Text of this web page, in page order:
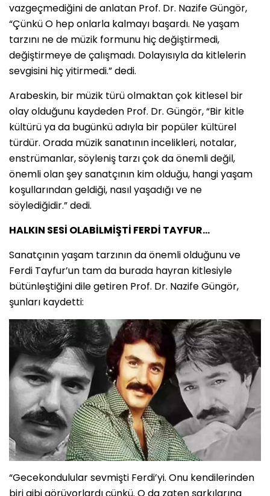
vazgeçmediğini de anlatan Prof. Dr. Nazife Güngör,
“Çünkü O hep onlarla kalmayı başardı. Ne yaşam
tarzını ne de müzik formunu hiç değiştirmedi,
değiştirmeye de çalışmadı. Dolayısıyla da kitlelerin
sevgisini hiç yitirmedi.” dedi.
Arabeskin, bir müzik türü olmaktan çok kitlesel bir
olay olduğunu kaydeden Prof. Dr. Güngör, “Bir kitle
kültürü ya da bugünkü adıyla bir popüler kültürel
türdür. Orada müzik sanatının incelikleri, notalar,
enstrümanlar, söyleniş tarzı çok da önemli değil,
önemli olan şey sanatçının kim olduğu, hangi yaşam
koşullarından geldiği, nasıl yaşadığı ve ne
söylediğidir.” dedi.
HALKIN SESİ OLABİLMİŞTİ FERDİ TAYFUR…
Sanatçının yaşam tarzının da önemli olduğunu ve
Ferdi Tayfur’un tam da burada hayran kitlesiyle
bütünleştiğini dile getiren Prof. Dr. Nazife Güngör,
şunları kaydetti:
“Gecekondulular sevmişti Ferdi’yi. Onu kendilerinden
biri gibi görüyorlardı çünkü. O da zaten şarkılarına